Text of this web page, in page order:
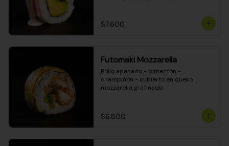
$7.600
Futomaki Mozzarella
Pollo apanado - pimentón -
champiñón - cubierto en queso
mozzarella gratinado
$6.800